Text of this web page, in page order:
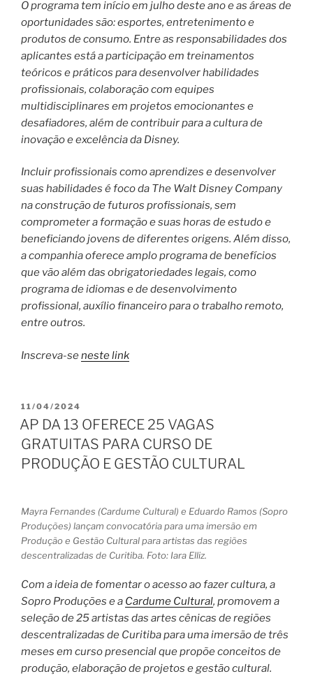
O programa tem início em julho deste ano e as áreas de
oportunidades são: esportes, entretenimento e
produtos de consumo. Entre as responsabilidades dos
aplicantes está a participação em treinamentos
teóricos e práticos para desenvolver habilidades
profissionais, colaboração com equipes
multidisciplinares em projetos emocionantes e
desafiadores, além de contribuir para a cultura de
inovação e excelência da Disney.
Incluir profissionais como aprendizes e desenvolver
suas habilidades é foco da The Walt Disney Company
na construção de futuros profissionais, sem
comprometer a formação e suas horas de estudo e
beneficiando jovens de diferentes origens. Além disso,
a companhia oferece amplo programa de benefícios
que vão além das obrigatoriedades legais, como
programa de idiomas e de desenvolvimento
profissional, auxílio financeiro para o trabalho remoto,
entre outros.
Inscreva-seneste link
PUBLICADO
EM
11/04/2024
AP DA 13 OFERECE 25 VAGAS
GRATUITAS PARA CURSO DE
PRODUÇÃO E GESTÃO CULTURAL
Mayra Fernandes (Cardume Cultural) e Eduardo Ramos (Sopro
Produções) lançam convocatória para uma imersão em
Produção e Gestão Cultural para artistas das regiões
descentralizadas de Curitiba. Foto: Iara Elliz.
Com a ideia de fomentar o acesso ao fazer cultura, a
Sopro Produções e a Cardume Cultural, promovem a
seleção de 25 artistas das artes cênicas de regiões
descentralizadas de Curitiba para uma imersão de três
meses em curso presencial que propõe conceitos de
produção, elaboração de projetos e gestão cultural.